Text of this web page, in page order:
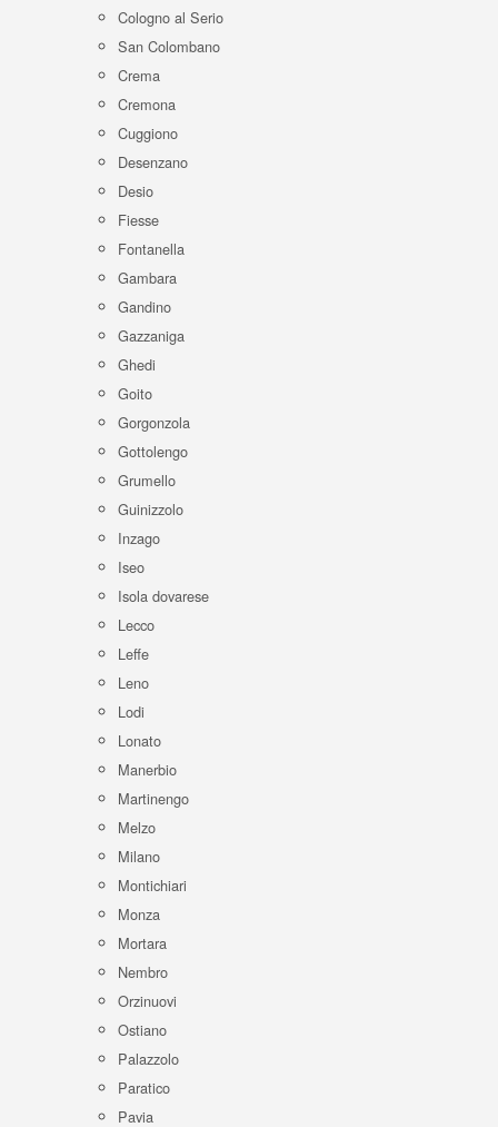
Cologno al Serio
San Colombano
Crema
Cremona
Cuggiono
Desenzano
Desio
Fiesse
Fontanella
Gambara
Gandino
Gazzaniga
Ghedi
Goito
Gorgonzola
Gottolengo
Grumello
Guinizzolo
Inzago
Iseo
Isola dovarese
Lecco
Leffe
Leno
Lodi
Lonato
Manerbio
Martinengo
Melzo
Milano
Montichiari
Monza
Mortara
Nembro
Orzinuovi
Ostiano
Palazzolo
Paratico
Pavia